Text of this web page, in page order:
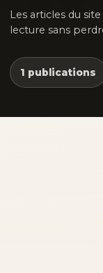
Les articles du
lecture sans
1 publications